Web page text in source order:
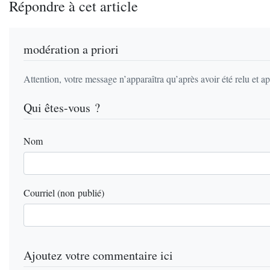
Répondre à cet article
modération a priori
Attention, votre message n’apparaîtra qu’après avoir été relu et
Qui êtes-vous ?
Nom
Courriel (non publié)
Ajoutez votre commentaire ici